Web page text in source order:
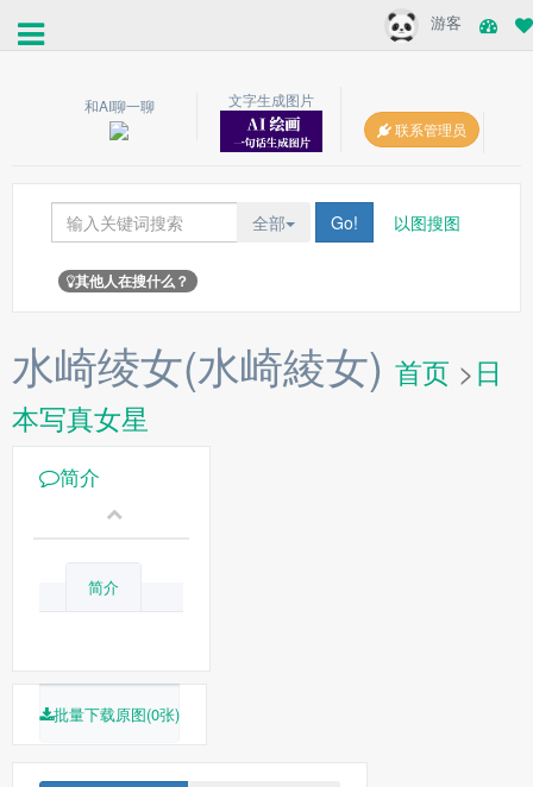
游客
和AI聊一聊
文字生成图片
联系管理员
全部 Go! 以图搜图
其他人在搜什么？
水崎绫女(水崎綾女) 首页 >日
本写真女星
简介
简介
批量下载原图(0张)